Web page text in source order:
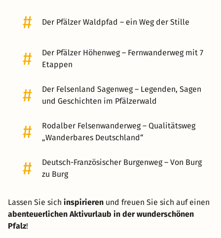
# Der Pfälzer Waldpfad – ein Weg der Stille
#
Der Pfälzer Höhenweg – Fernwanderweg mit 7
Etappen
#
Der Felsenland Sagenweg – Legenden, Sagen
und Geschichten im Pfälzerwald
#
Rodalber Felsenwanderweg – Qualitätsweg
„Wanderbares Deutschland“
#
Deutsch-Französischer Burgenweg – Von Burg
zu Burg
Lassen Sie sich inspirieren und freuen Sie sich auf einen
abenteuerlichen Aktivurlaub in der wunderschönen
Pfalz!